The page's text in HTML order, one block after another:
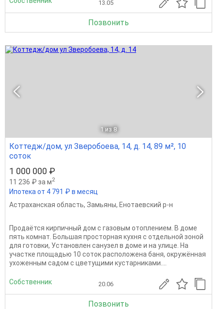
13.05
Позвонить
1 из 8
Коттедж/дом, ул Зверобоева, 14, д. 14, 89 м², 10
соток
1 000 000 ₽
11 236 ₽ за м2
Ипотека от 4 791 ₽ в месяц
Астраханская область, Замьяны, Енотаевский р-н
Продаётся кирпичный дом с газовым отоплением. В доме
пять комнат. Большая просторная кухня с отдельной зоной
для готовки, Установлен санузел в доме и на улице. На
участке площадью 10 соток расположена баня, окружённая
ухоженным садом с цветущими кустарниками....
Собственник 20.06
Позвонить